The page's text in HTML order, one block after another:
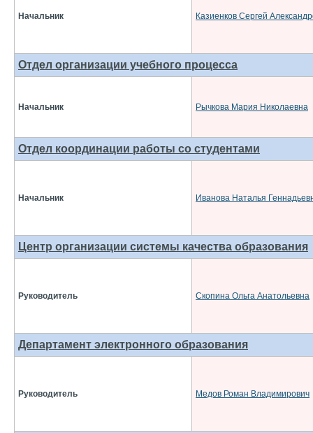
Начальник Казиенков Сергей
Отдел организации учебного процесса
Начальник Рычкова Мария Николаевна
Отдел координации работы со студентами
Начальник Иванова Наталья
Центр организации системы качества образования
Руководитель Скопина Ольга Анатольевна
Департамент электронного образования
Руководитель Медов Роман Владимирович